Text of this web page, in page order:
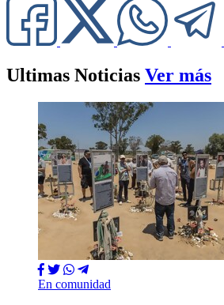
Ultimas Noticias Ver más
En comunidad